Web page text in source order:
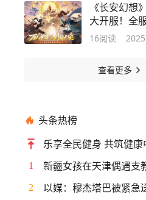
《长安幻想
大开服！全
热血开战
16阅读
查看更多
头条热榜
乐享全民健身 共筑健康
1 新疆女孩在天津偶遇支
2 以媒：穆杰塔巴被紧急